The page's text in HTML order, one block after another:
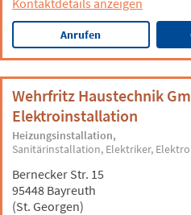
Kontaktdetails anzeigen
Anrufen
Wehrfritz Haustechnik
Elektroinstallation
Heizungsinstallation
Sanitärinstallation Elektriker Elektro
Bernecker Str. 15
95448 Bayreuth
(St. Georgen)